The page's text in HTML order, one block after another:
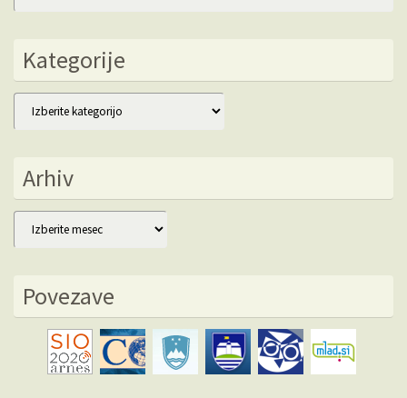
Kategorije
Kategorije
Arhiv
Arhiv
Povezave